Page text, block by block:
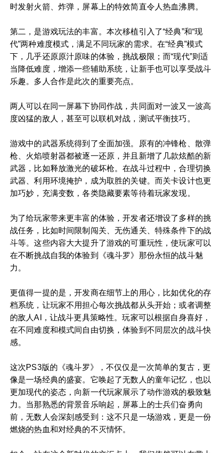
时发射火箭、炸弹，屏幕上的特效简直令人热血沸腾。
第二，是游戏玩法的丰富。本次移植引入了“经典”和“现
代”两种难度模式，满足不同玩家的需求。在“经典”模式
下，几乎还原原汁原味的体验，挑战极限；而“现代”则适
当降低难度，增添一些辅助系统，让新手也可以享受战斗
乐趣。多人合作是此次的重要亮点。
两人可以在同一屏幕下协同作战，共同面对一波又一波高
度凶猛的敌人，甚至可以联机对战，测试平衡技巧。
游戏中的武器系统得到了全面加强。原有的冲锋枪、散弹
枪、火焰喷射器都被逐一还原，并且新增了几款炫酷的新
武器，比如释放激光的破坏枪。在战斗过程中，合理切换
武器、利用环境掩护，成为取胜的关键。而关卡设计也更
加巧妙，充满变数，各类隐藏要素等待着玩家发现。
为了给玩家带来更丰富的体验，开发者还增设了多样的挑
战任务，比如时间限制闯关、无伤通关、特殊条件下的战
斗等。这些内容大大提升了游戏的可重玩性，使玩家可以
在不断挑战自我的体验到《魂斗罗》那份永恒的战斗魅
力。
更值得一提的是，开发商在细节上的用心，比如优化的存
档系统，让玩家不用担心每次挑战都从头开始；或者调整
的敌人AI，让战斗更具策略性。玩家可以根据自身喜好，
在不同难度和模式间自由切换，体验到不同层次的战斗快
感。
这次PS3版的《魂斗罗》，不仅仅是一次简单的复古，更
像是一场经典的盛宴。它唤起了无数人的童年记忆，也以
更加现代的姿态，向新一代玩家展示了动作游戏的极致魅
力。当那熟悉的背景音乐响起，屏幕上的士兵们奋勇向
前，无数人会深刻感受到：这不只是一场游戏，更是一份
燃烧的热血和对经典的不灭情怀。